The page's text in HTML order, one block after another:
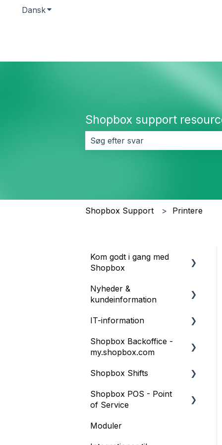
DanskVis undermenu for oversættelser
Shopbox support
Shopbox Support Printere
Kom godt i gang med
Shopbox
Introduktion
Terminaler
Opret personale og
Opret kategorier og
Nyheder &
kundeinformation
Information
Release Notes
IT-information
Web
Shopbox POS
Shopbox Backoffice -
my.shopbox.com
Produktkatalog
Butiksindstillinger
Shopbox Shifts
Opsætning af
vagtplanlægning
Integrationer
Shopbox POS - Point
of Service
Restaurant Modul
Moduler